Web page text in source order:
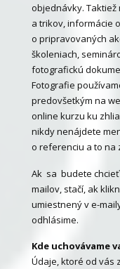
objednávky.
a trikov, informácie
o pripravovaných
školeniach,
fotografickú
Fotografie
predovšetkým na
online kurzu ku
nikdy nenájdete
o referenciu a to na
Ak sa budete
mailov, stačí, ak
umiestnený v e-
odhlásime.
Kde uchovávame
Údaje, ktoré od vás